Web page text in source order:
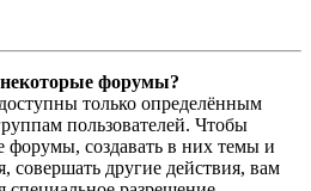
форумы?
только определённым
пользователей. Чтобы
форумы, создавать в них темы и
совершать другие действия, вам